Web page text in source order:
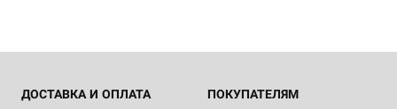
ДОСТАВКА И ОПЛАТА ПОКУПАТЕЛЯМ